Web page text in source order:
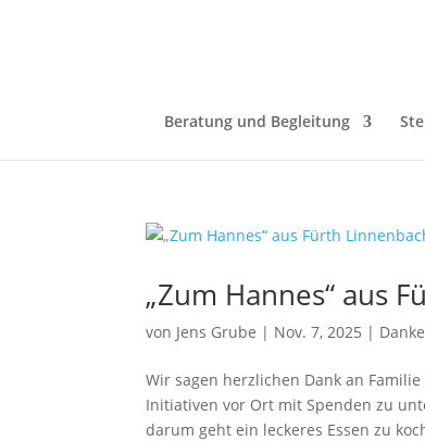
Beratung und Begleitung
„Zum Hannes“ aus
von Jens Grube | Nov. 7, 2025 |
Wir sagen herzlichen Dank an
Initiativen vor Ort mit Spenden zu
darum geht ein leckeres Essen zu